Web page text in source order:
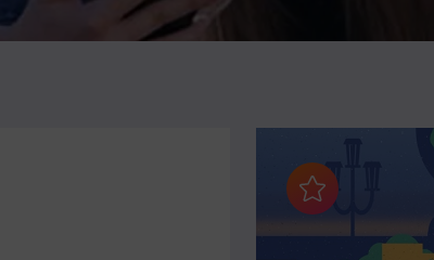
Aggiungi ai preferiti